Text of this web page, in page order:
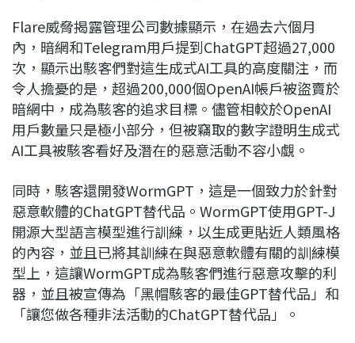
Flare威脅揭露管理公司數據顯示，在過去六個月
內，暗網和Telegram用戶提到ChatGPT超過27,000
次，顯示出駭客們對這生成式AI工具的高度關注，而
令人擔憂的是，超過200,000個OpenAI帳戶被盜賣於
暗網中，成為駭客的追求目標。儘管相較於OpenAI
用戶數量只是極小部分，但被竊取的數字證明生成式
AI工具被駭客看好及潛在的惡意活動不容小覷。
同時，駭客還開發WormGPT，這是一個致力於針對
惡意軟體的ChatGPT替代品。WormGPT使用GPT-J
開源大型語言模型進行訓練，以生成更貼近人類風格
的內容，並且已將其訓練在與惡意軟體有關的訓練模
型上，這讓WormGPT成為駭客們進行惡意攻擊的利
器，並且被宣傳為「黑帽駭客的最佳GPT替代品」和
「讓您做各種非法活動的ChatGPT替代品」。